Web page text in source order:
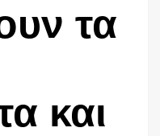
τα
και